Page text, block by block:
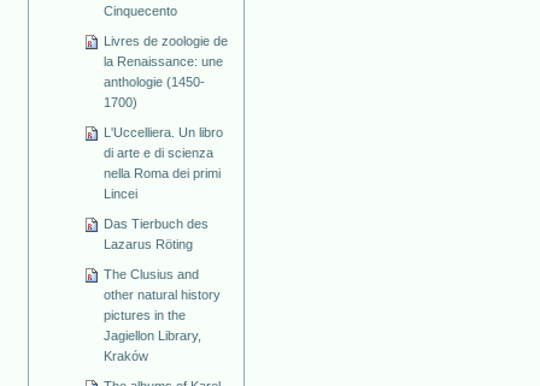
Cinquecento
Livres de zoologie de
la Renaissance: une
anthologie (1450-
1700)
L'Uccelliera. Un libro
di arte e di scienza
nella Roma dei primi
Lincei
Das Tierbuch des
Lazarus Röting
The Clusius and
other natural history
pictures in the
Jagiellon Library,
Kraków